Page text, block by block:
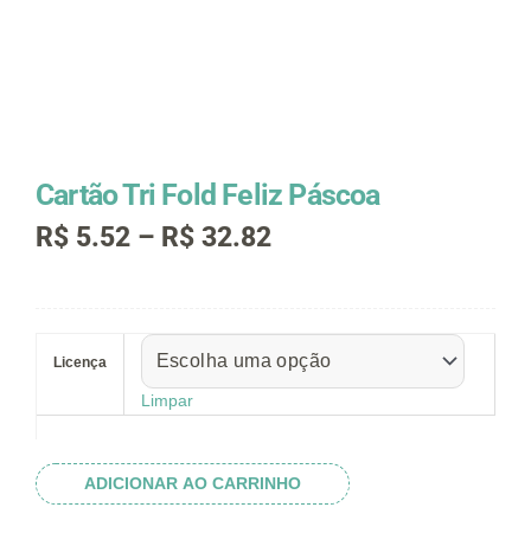
Cartão Tri Fold Feliz Páscoa
R$ 5.52 – R$ 32.82Faixa
através
R$ 32.82
Licença
Limpar
Fold
ADICIONAR AO CARRINHO